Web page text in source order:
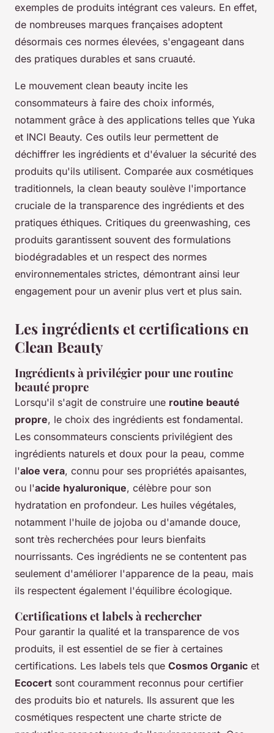
exemples de produits intégrant ces valeurs. En effet,
de nombreuses marques françaises adoptent
désormais ces normes élevées, s'engageant dans
des pratiques durables et sans cruauté.
Le mouvement clean beauty incite les
consommateurs à faire des choix informés,
notamment grâce à des applications telles que Yuka
et INCI Beauty. Ces outils leur permettent de
déchiffrer les ingrédients et d'évaluer la sécurité des
produits qu'ils utilisent. Comparée aux cosmétiques
traditionnels, la clean beauty soulève l'importance
cruciale de la transparence des ingrédients et des
pratiques éthiques. Critiques du greenwashing, ces
produits garantissent souvent des formulations
biodégradables et un respect des normes
environnementales strictes, démontrant ainsi leur
engagement pour un avenir plus vert et plus sain.
Les ingrédients et certifications en
Clean Beauty
Ingrédients à privilégier pour une routine
beauté propre
Lorsqu'il s'agit de construire une routine beauté
propre, le choix des ingrédients est fondamental.
Les consommateurs conscients privilégient des
ingrédients naturels et doux pour la peau, comme
l'aloe vera, connu pour ses propriétés apaisantes,
ou l'acide hyaluronique, célèbre pour son
hydratation en profondeur. Les huiles végétales,
notamment l'huile de jojoba ou d'amande douce,
sont très recherchées pour leurs bienfaits
nourrissants. Ces ingrédients ne se contentent pas
seulement d'améliorer l'apparence de la peau, mais
ils respectent également l'équilibre écologique.
Certifications et labels à rechercher
Pour garantir la qualité et la transparence de vos
produits, il est essentiel de se fier à certaines
certifications. Les labels tels que Cosmos Organic et
Ecocert sont couramment reconnus pour certifier
des produits bio et naturels. Ils assurent que les
cosmétiques respectent une charte stricte de